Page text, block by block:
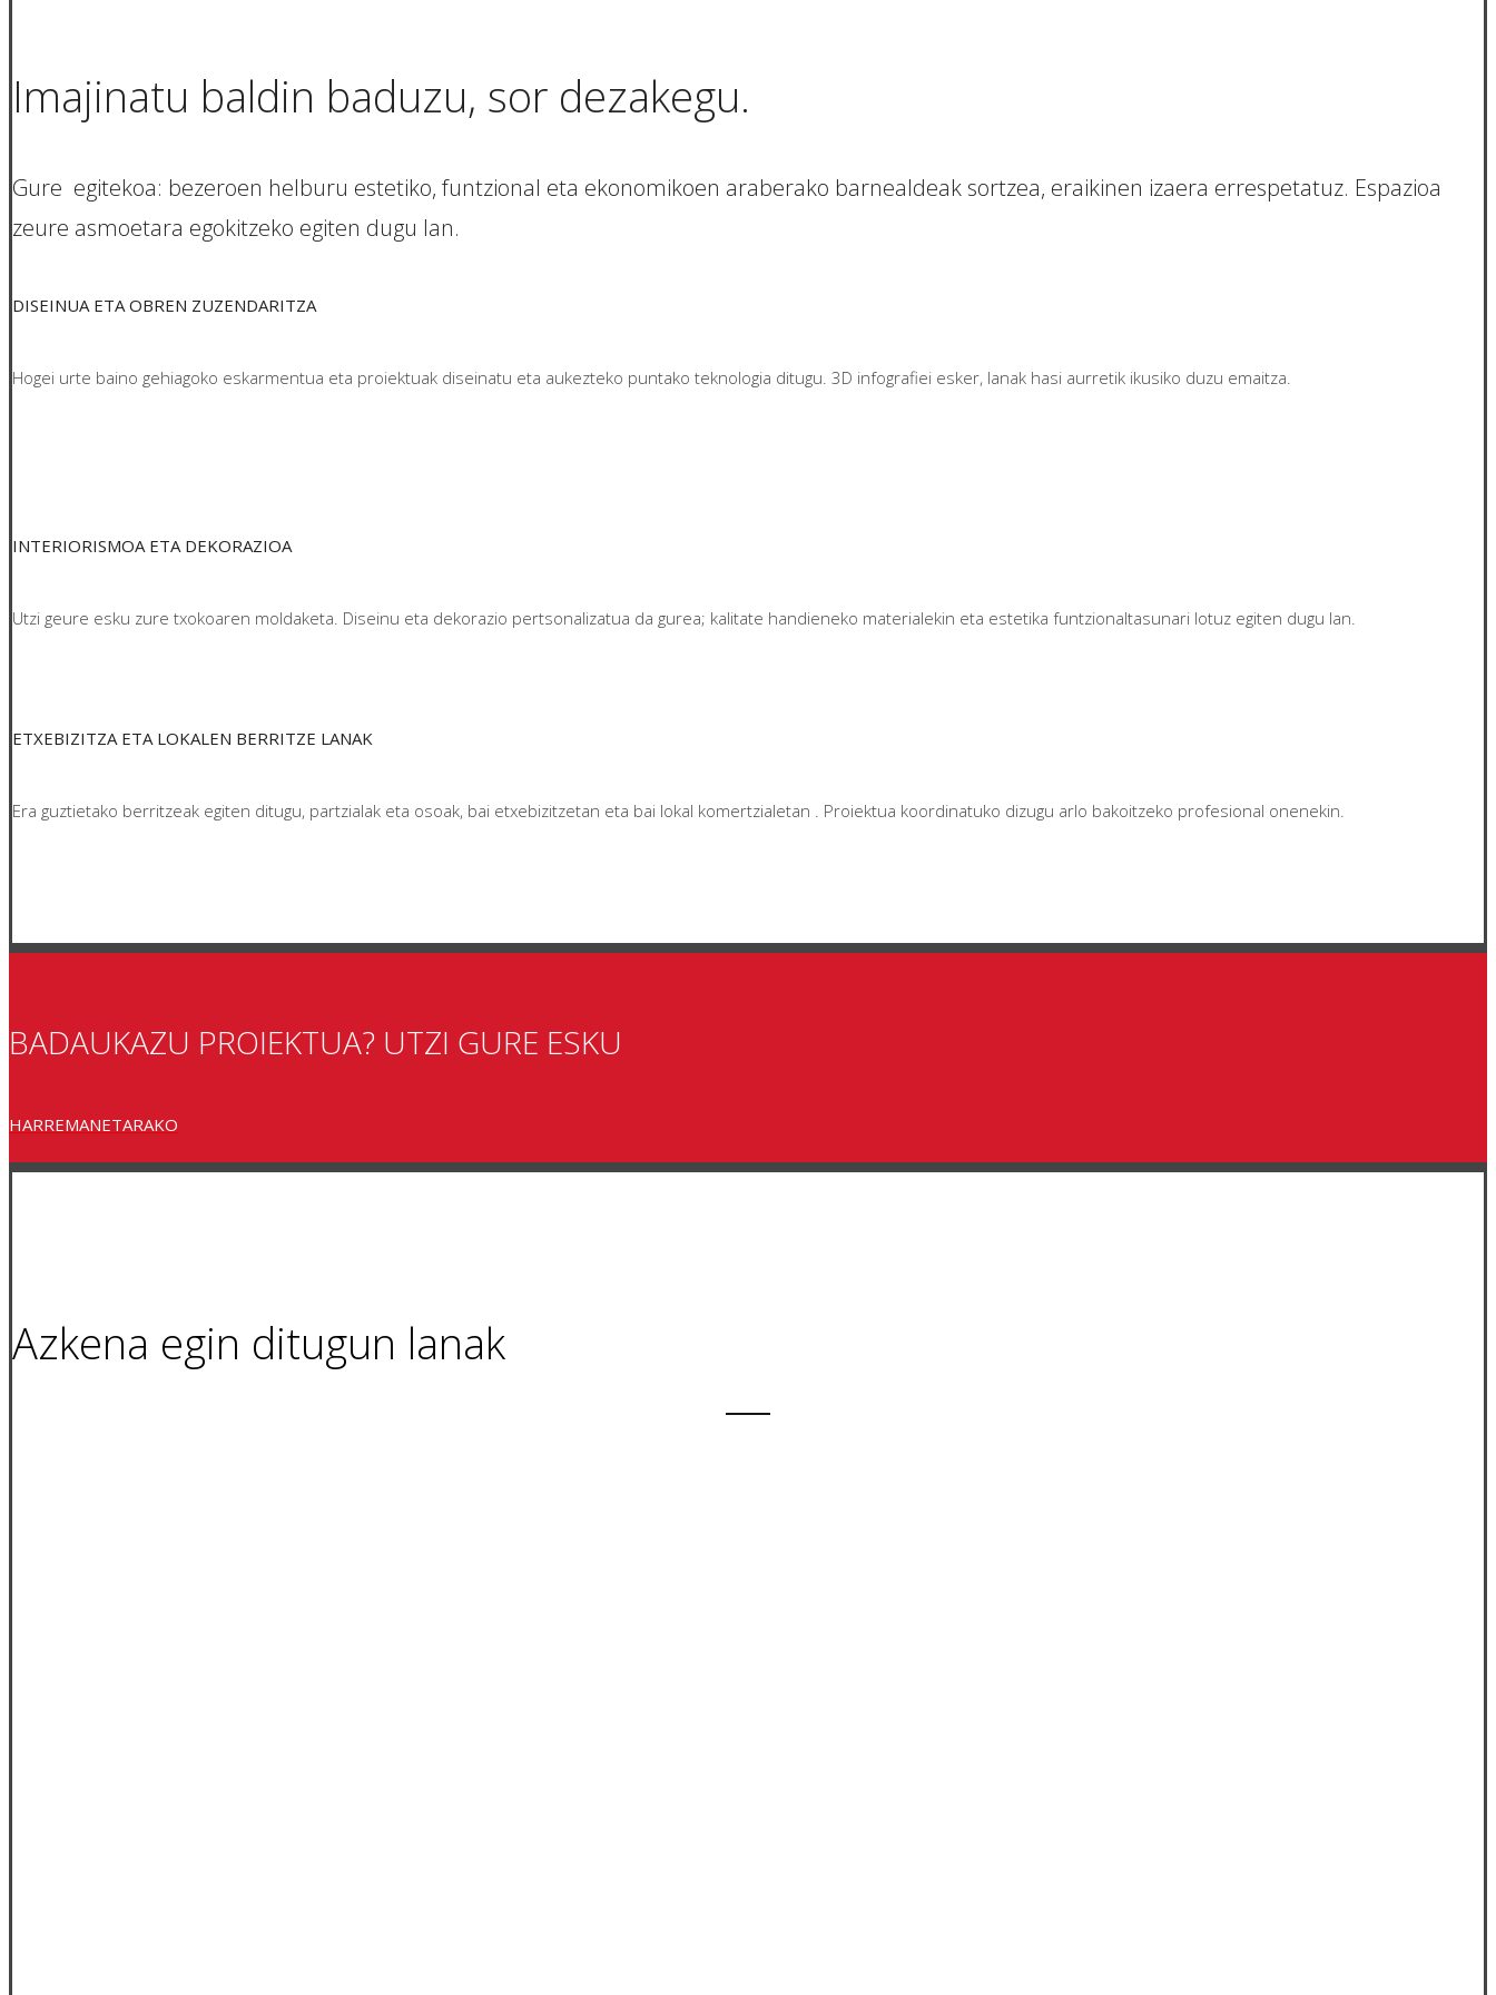
Imajinatu baldin baduzu, sor dezakegu.
Gure egitekoa: bezeroen helburu estetiko, funtzional eta ekonomikoen araberako barnealdeak sortzea, eraikinen izaera errespetatuz. Espazioa
zeure asmoetara egokitzeko egiten dugu lan.
DISEINUA ETA OBREN ZUZENDARITZA
Hogei urte baino gehiagoko eskarmentua eta proiektuak diseinatu eta aukezteko puntako teknologia ditugu. 3D infografiei esker, lanak hasi aurretik ikusiko duzu emaitza.
INTERIORISMOA ETA DEKORAZIOA
Utzi geure esku zure txokoaren moldaketa. Diseinu eta dekorazio pertsonalizatua da gurea; kalitate handieneko materialekin eta estetika funtzionaltasunari lotuz egiten dugu lan.
ETXEBIZITZA ETA LOKALEN BERRITZE LANAK
Era guztietako berritzeak egiten ditugu, partzialak eta osoak, bai etxebizitzetan eta bai lokal komertzialetan . Proiektua koordinatuko dizugu arlo bakoitzeko profesional onenekin.
BADAUKAZU PROIEKTUA? UTZI GURE ESKU
HARREMANETARAKO
Azkena egin ditugun lanak